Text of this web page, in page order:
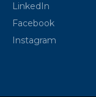
LinkedIn
Facebook
Instagram